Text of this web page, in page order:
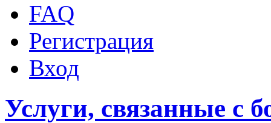
FAQ
Регистрация
Вход
Услуги, связанные с